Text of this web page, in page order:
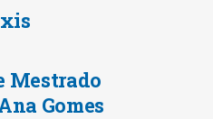
Mestrado
Gomes